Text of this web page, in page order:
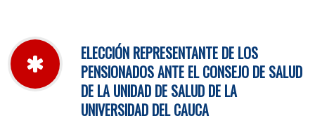
ELECCIÓN REPRESENTANTE DE LOS
PENSIONADOS ANTE EL CONSEJO DE SALUD
DE LA UNIDAD DE SALUD DE LA
UNIVERSIDAD DEL CAUCA